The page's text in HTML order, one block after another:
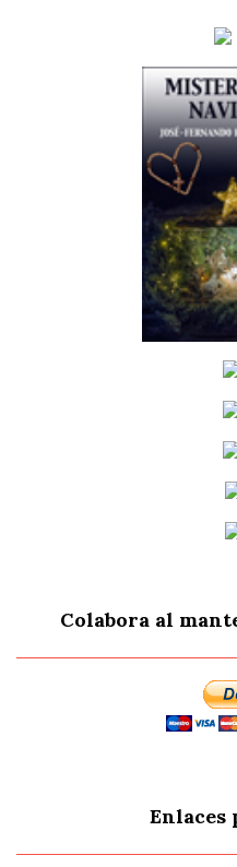
Colabora al
Enlaces